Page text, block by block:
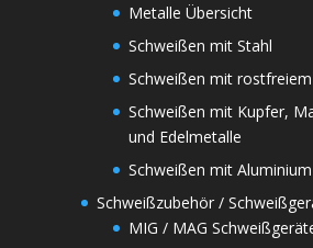
Metalle Übersicht
Schweißen mit Stahl
Schweißen mit
Schweißen mit Kupfer,
und Edelmetalle
Schweißen mit Aluminium
Schweißzubehör /
MIG / MAG